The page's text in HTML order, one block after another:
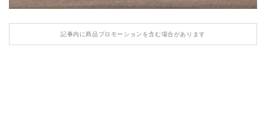
記事内に商品プロモーションを含む場合があります